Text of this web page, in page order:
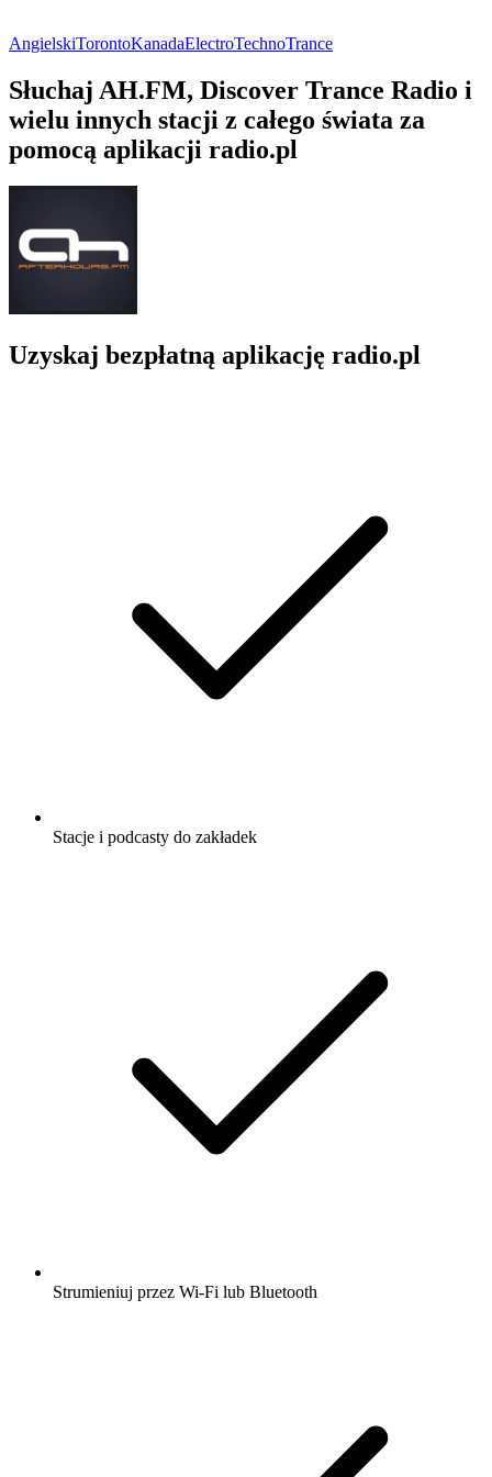
AngielskiTorontoKanadaElectroTechnoTrance
Słuchaj AH.FM, Discover Trance Radio i
wielu innych stacji z całego świata za
pomocą aplikacji radio.pl
Uzyskaj bezpłatną aplikację radio.pl
Stacje i podcasty do zakładek
Strumieniuj przez Wi-Fi lub Bluetooth